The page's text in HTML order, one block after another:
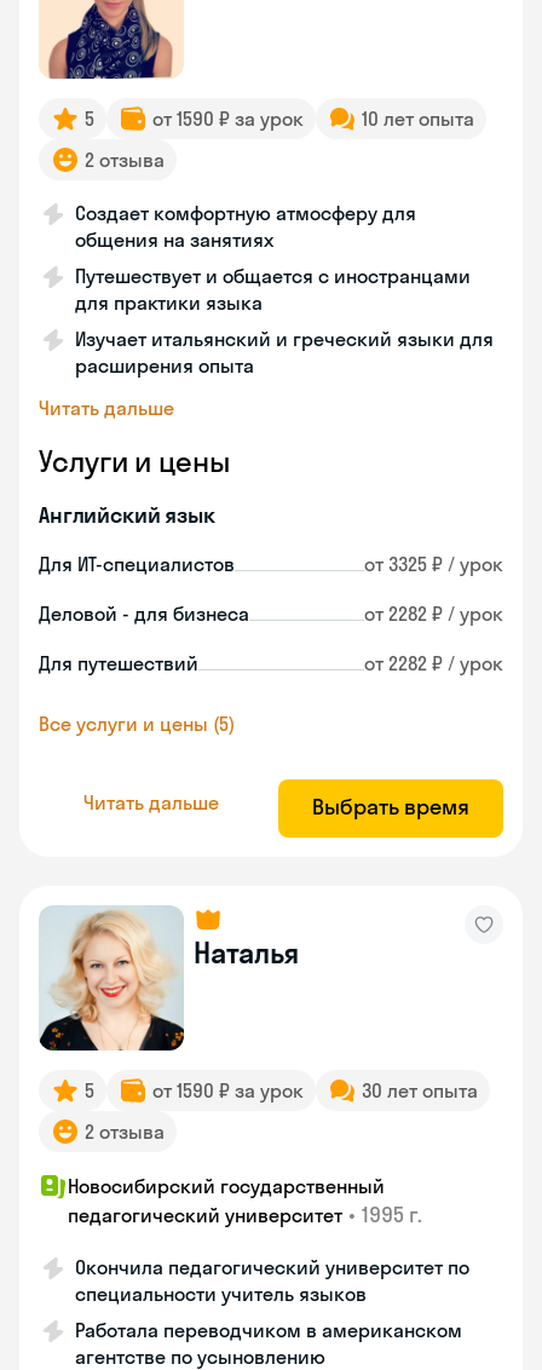
5 от 1590 ₽ за урок
10 лет опыта
2 отзыва
Создает комфортную атмосферу для
общения на занятиях
Путешествует и общается с иностранцами
для практики языка
Изучает итальянский и греческий языки для
расширения опыта
Читать дальше
Услуги и цены
Английский язык
Для ИТ-специалистов от 3325 ₽ / урок
Деловой - для бизнеса от 2282 ₽ / урок
Для путешествий от 2282 ₽ / урок
Все услуги и цены (5)
Читать дальше Выбрать время
Наталья
5 от 1590 ₽ за урок
30 лет опыта
2 отзыва
Новосибирский государственный
педагогический университет • 1995 г.
Окончила педагогический университет по
специальности учитель языков
Работала переводчиком в американском
агентстве по усыновлению